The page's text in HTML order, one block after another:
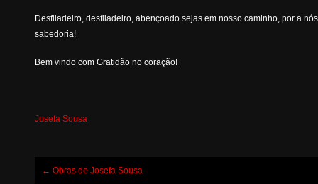
Desfiladeiro, desfiladeiro, abençoado sejas em nosso caminho, por a
sabedoria!
Bem vindo com Gratidão no coração!
Josefa Sousa
Post
← Obras de Josefa Sousa